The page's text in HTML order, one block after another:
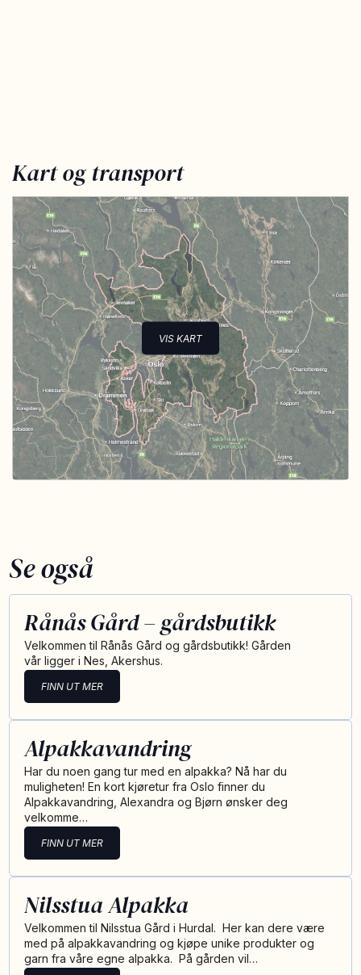
Kart og transport
VIS KART
Se også
Rånås Gård – gårdsbutikk
Velkommen til Rånås Gård og gårdsbutikk! Gården
vår ligger i Nes, Akershus.
FINN UT MER
Alpakkavandring
Har du noen gang tur med en alpakka? Nå har du
muligheten! En kort kjøretur fra Oslo finner du
Alpakkavandring, Alexandra og Bjørn ønsker deg
velkomme…
FINN UT MER
Nilsstua Alpakka
Velkommen til Nilsstua Gård i Hurdal. Her kan dere være
med på alpakkavandring og kjøpe unike produkter og
garn fra våre egne alpakka. På gården vil…